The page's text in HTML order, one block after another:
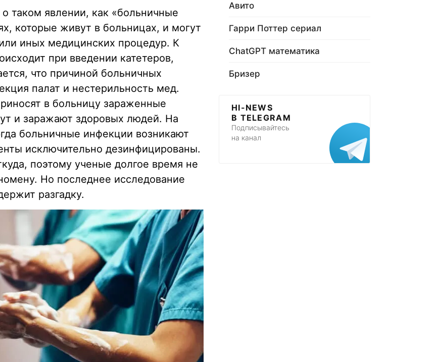
таком явлении, как «больничные
которые живут в больницах, и могут
иных медицинских процедур. К
при введении катетеров,
что причиной больничных
палат и нестерильность мед.
в больницу зараженные
и заражают здоровых людей. На
больничные инфекции возникают
исключительно дезинфицированы.
поэтому ученые долгое время не
Но последнее исследование
разгадку.
Авито
Гарри Поттер сериал
ChatGPT математика
Бризер
HI-NEWS
В TELEGRAM
Подписывайтесь
на канал